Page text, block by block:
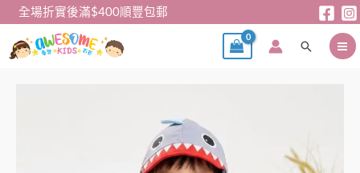
全場折實後滿$400順豐包郵
搜